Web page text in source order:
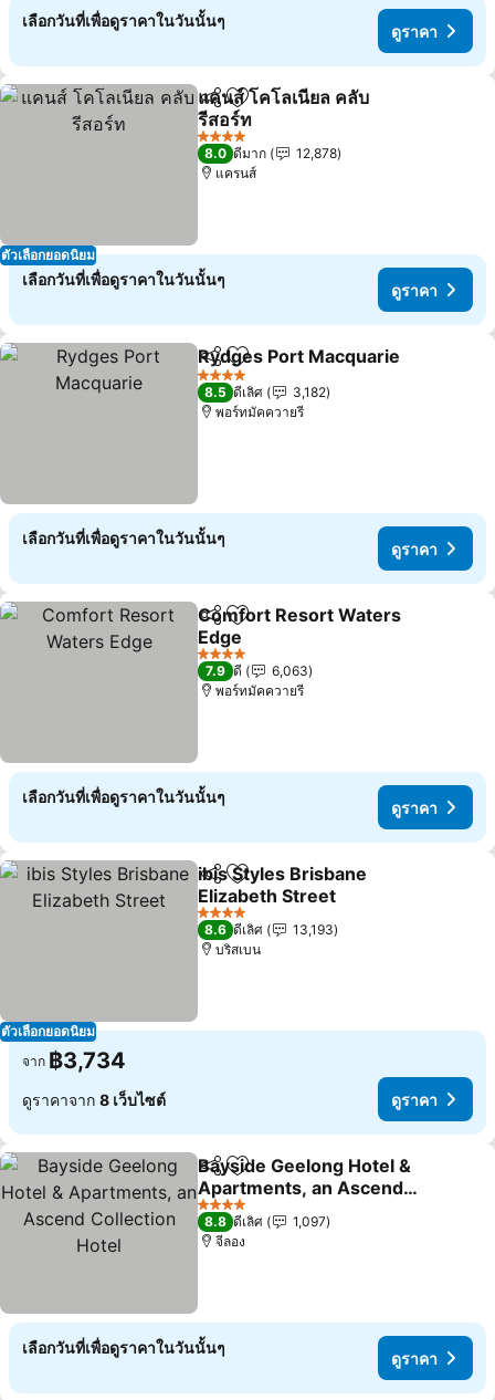
เลือกวันที่เพื่อดูราคาในวันนั้นๆ
ดูราคา
ตัวเลือกยอดนิยม
แชร์ เพิ่มในรายการโปรด
แคนส์ โคโลเนียล คลับ
รีสอร์ท
ดูราคา
4 ดาว
8.0 ดีมาก
12,878
แครนส์
เลือกวันที่เพื่อดูราคาในวันนั้นๆ
ดูราคา
แชร์ เพิ่มในรายการโปรด
Rydges Port Macquarie
4 ดาว
8.5 ดีเลิศ
3,182
พอร์ทมัคควายรี
เลือกวันที่เพื่อดูราคาในวันนั้นๆ
ดูราคา
แชร์ เพิ่มในรายการโปรด
Comfort Resort Waters
Edge
ดูราคา
4 ดาว
7.9 ดี
6,063
พอร์ทมัคควายรี
เลือกวันที่เพื่อดูราคาในวันนั้นๆ
ดูราคา
ตัวเลือกยอดนิยม
แชร์ เพิ่มในรายการโปรด
ibis Styles Brisbane
Elizabeth Street
ดูราคา
4 ดาว
8.6 ดีเลิศ
13,193
บริสเบน
จาก ฿3,734
ดูราคาจาก 8 เว็บไซต์ ดูราคา
แชร์ เพิ่มในรายการโปรด
Bayside Geelong Hotel &
Apartments, an Ascend
Collection Hotel
ดูราคา
4 ดาว
8.8 ดีเลิศ
1,097
จีลอง
เลือกวันที่เพื่อดูราคาในวันนั้นๆ
ดูราคา